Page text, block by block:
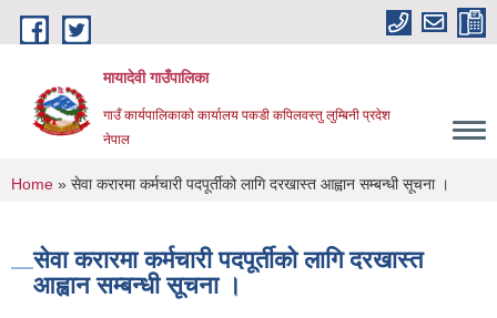
Skip to main content
मायादेवी गाउँपालिका
गाउँ कार्यपालिकाकाे कार्यालय पकडी कपिलवस्तु लुम्बिनी प्रदेश
नेपाल
You are here
Home » सेवा करारमा कर्मचारी पदपूर्तीको लागि दरखास्त आह्वान सम्बन्धी सूचना ।
सेवा करारमा कर्मचारी पदपूर्तीको लागि दरखास्त
आह्वान सम्बन्धी सूचना ।